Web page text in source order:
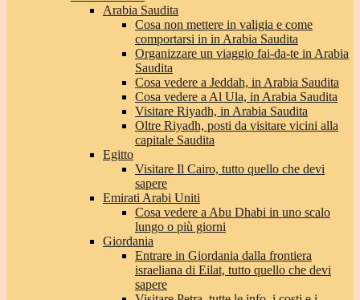
Arabia Saudita
Cosa non mettere in valigia e come
comportarsi in in Arabia Saudita
Organizzare un viaggio fai-da-te in Arabia
Saudita
Cosa vedere a Jeddah, in Arabia Saudita
Cosa vedere a Al Ula, in Arabia Saudita
Visitare Riyadh, in Arabia Saudita
Oltre Riyadh, posti da visitare vicini alla
capitale Saudita
Egitto
Visitare Il Cairo, tutto quello che devi
sapere
Emirati Arabi Uniti
Cosa vedere a Abu Dhabi in uno scalo
lungo o più giorni
Giordania
Entrare in Giordania dalla frontiera
israeliana di Eilat, tutto quello che devi
sapere